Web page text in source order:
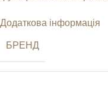
Додаткова інформація
БРЕНД